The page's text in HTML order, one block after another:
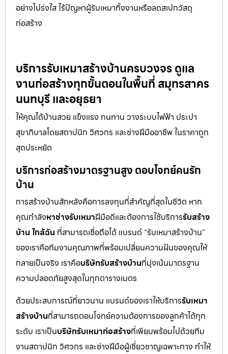
อย่างโปร่งใส ไร้ปัญหาผู้รับเหมาทิ้งงานหรือลดสเปกวัสดุ
ก่อสร้าง
บริการรับเหมาสร้างบ้านครบวงจร ดูแล
งานก่อสร้างทุกขั้นตอนในพื้นที่ สมุทรสาคร
นนทบุรี และอยุธยา
ให้คุณได้บ้านสวย แข็งแรง ทนทาน วางระบบไฟฟ้า ประปา
สุขาภิบาลโดยสถาปนิก วิศวกร และช่างฝีมืออาชีพ ในราคาถูก
สุดประหยัด
บริการก่อสร้างมาตรฐานสูง ตอบโจทย์คนรัก
บ้าน
การสร้างบ้านสักหลังคือการลงทุนที่สำคัญที่สุดในชีวิต หาก
คุณกำลังหาช่างรับเหมาฝีมือดีและต้องการใช้บริการรับสร้าง
บ้าน ใกล้ฉัน ที่สามารถเชื่อถือได้ แบรนด์ “รับเหมาสร้างบ้าน”
ของเราคือทีมงานคุณภาพที่พร้อมเปลี่ยนความฝันของคุณให้
กลายเป็นจริง เราคือบริษัทรับสร้างบ้านที่มุ่งเน้นมาตรฐาน
ความปลอดภัยสูงสุดในทุกตารางเมตร
ด้วยประสบการณ์ที่ยาวนาน แบรนด์ของเราให้บริการรับเหมา
สร้างบ้านที่สามารถตอบโจทย์ความต้องการของลูกค้าได้ทุก
ระดับ เราเป็นบริษัทรับเหมาก่อสร้างที่เพียบพร้อมไปด้วยทีม
งานสถาปนิก วิศวกร และช่างฝีมือผู้เชี่ยวชาญเฉพาะทาง ทำให้